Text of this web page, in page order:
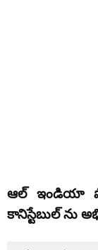
ఆల్ ఇండియా
కానిస్టేబుల్ ను